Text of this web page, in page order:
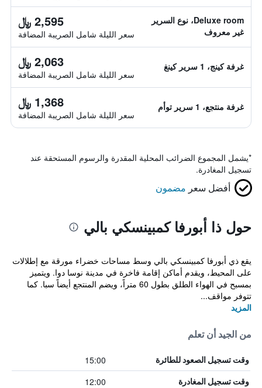
Deluxe room، نوع السرير
غير معروف
2,595 ﷼
سعر الليلة شامل الصريبة المضافة
غرفة كينج، 1 سرير كينغ 2,063 ﷼
سعر الليلة شامل الصريبة المضافة
غرفة منتجع، 1 سرير توأم 1,368 ﷼
سعر الليلة شامل الصريبة المضافة
*يشمل المجموع الضرائب المحلية المقدرة والرسوم المستحقة عند
تسجيل المغادرة.
أفضل سعر مضمون
حول ذا أبورفا كمبينسكي بالي
يقع ذي أبورفا كمبينسكي بالي وسط مساحات خضراء مورقة مع إطلالات
على المحيط، ويقدم أماكن إقامة فاخرة في مدينة نوسا دوا. ويتميز
بمسبح في الهواء الطلق بطول 60 متراً، ويضم المنتجع أيضاً سبا. كما
تتوفر مواقف...
المزيد
من الجيد أن تعلم
وقت تسجيل الصعود للطائرة 15:00
وقت تسجيل المغادرة 12:00